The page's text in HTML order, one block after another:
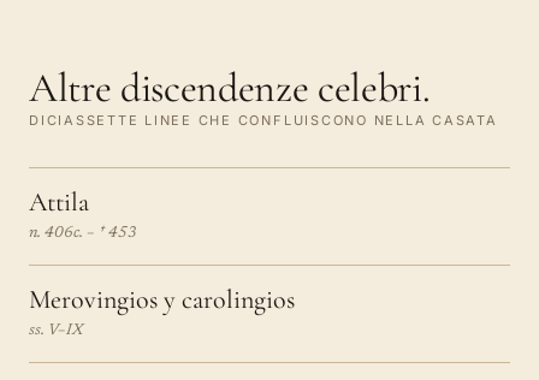
Altre discendenze celebri.
DICIASSETTE LINEE CHE CONFLUISCONO NELLA CASATA
Attila
n. 406c. – † 453
Merovingios y carolingios
ss. V–IX